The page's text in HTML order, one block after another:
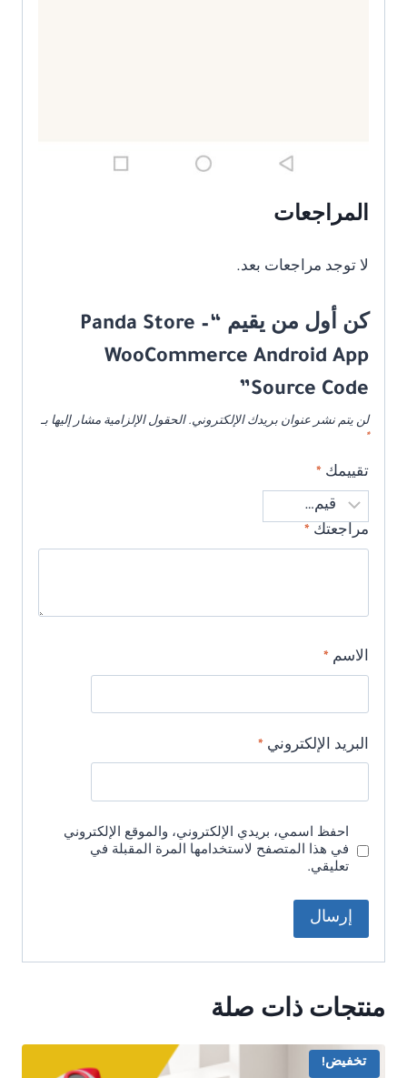
المراجعات
لا توجد مراجعات بعد.
كن أول من يقيم “Panda Store –
WooCommerce Android App
Source Code”
لن يتم نشر عنوان بريدك الإلكتروني. الحقول الإلزامية مشار إليها بـ
*
تقييمك *
مراجعتك *
الاسم *
البريد الإلكتروني *
احفظ اسمي، بريدي الإلكتروني، والموقع الإلكتروني
في هذا المتصفح لاستخدامها المرة المقبلة في
تعليقي.
منتجات ذات صلة
تخفيض!